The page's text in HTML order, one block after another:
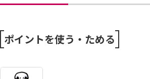
ポイントを使う・ためる